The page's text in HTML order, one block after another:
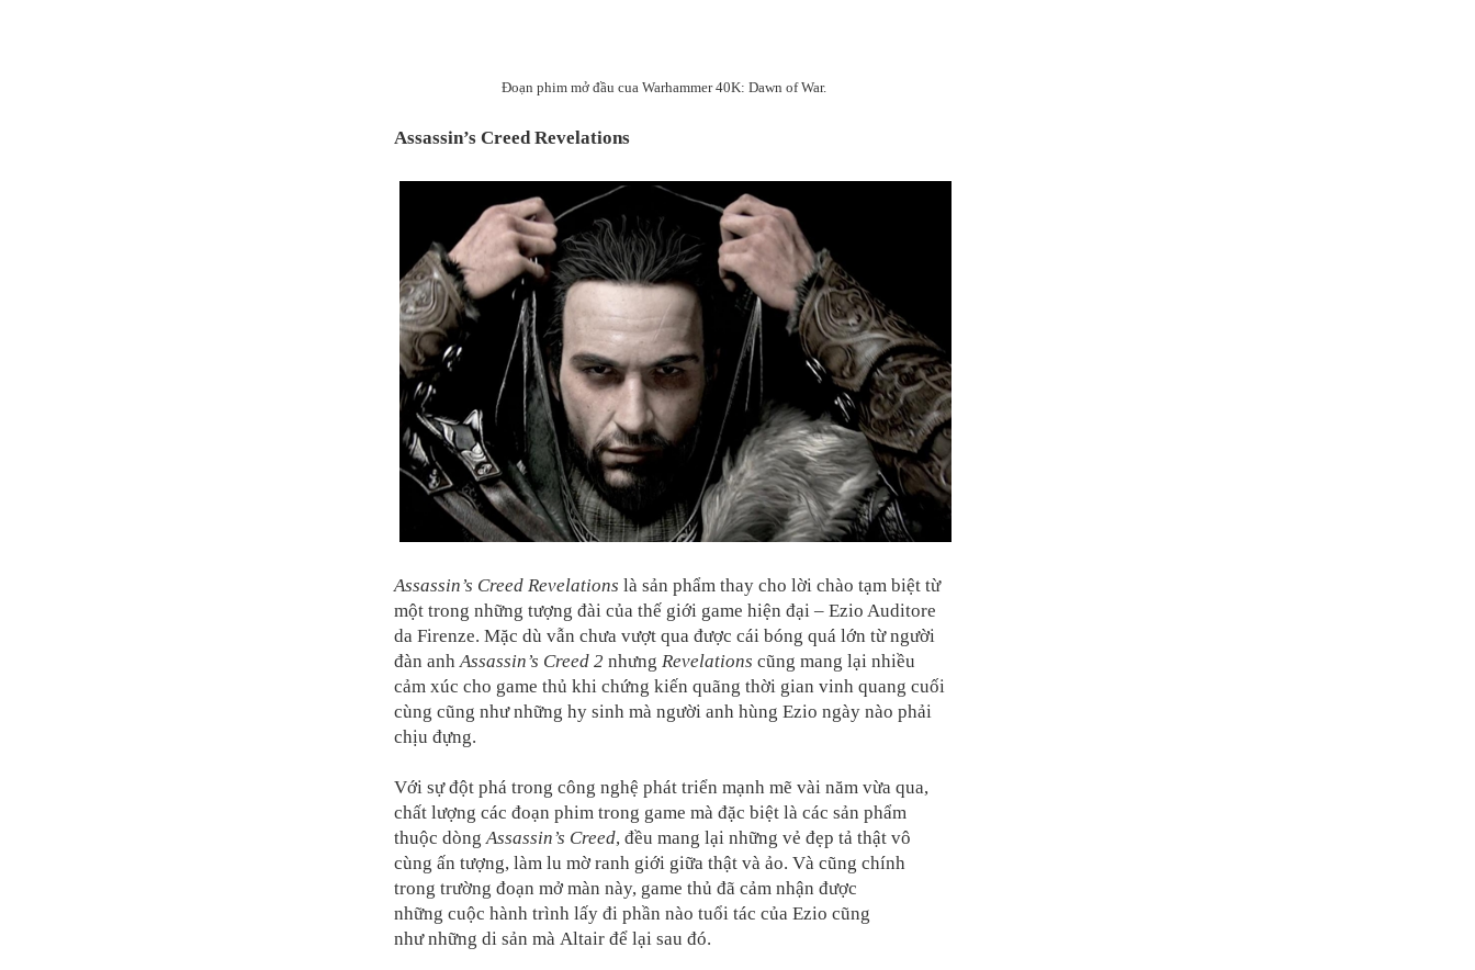
Đoạn phim mở đầu cua Warhammer 40K: Dawn of War.
Assassin’s Creed Revelations
Assassin’s Creed Revelations là sản phẩm thay cho lời chào tạm biệt từ
một trong những tượng đài của thế giới game hiện đại – Ezio Auditore
da Firenze. Mặc dù vẫn chưa vượt qua được cái bóng quá lớn từ người
đàn anh Assassin’s Creed 2 nhưng Revelations cũng mang lại nhiều
cảm xúc cho game thủ khi chứng kiến quãng thời gian vinh quang cuối
cùng cũng như những hy sinh mà người anh hùng Ezio ngày nào phải
chịu đựng.
Với sự đột phá trong công nghệ phát triển mạnh mẽ vài năm vừa qua,
chất lượng các đoạn phim trong game mà đặc biệt là các sản phẩm
thuộc dòng Assassin’s Creed, đều mang lại những vẻ đẹp tả thật vô
cùng ấn tượng, làm lu mờ ranh giới giữa thật và ảo. Và cũng chính
trong trường đoạn mở màn này, game thủ đã cảm nhận được
những cuộc hành trình lấy đi phần nào tuổi tác của Ezio cũng
như những di sản mà Altair để lại sau đó.